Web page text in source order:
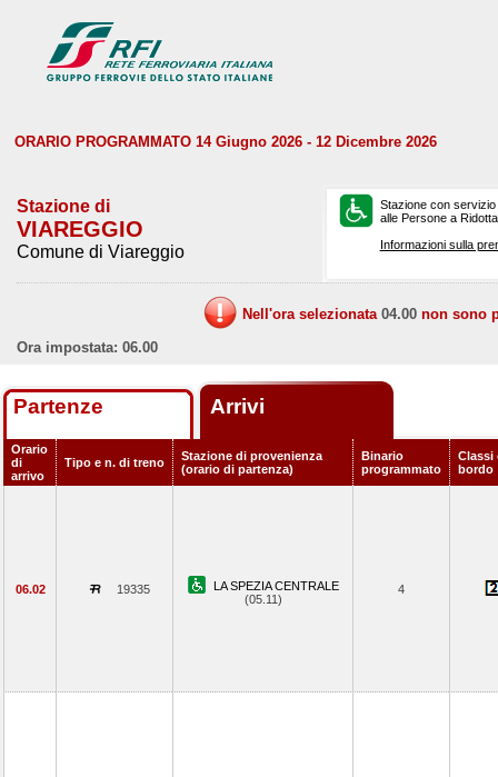
ORARIO PROGRAMMATO 14 Giugno 2026 - 12 Dicembre 2026
Stazione di
VIAREGGIO
Comune di Viareggio
Stazione con
alle Persone a
Informazioni sulla
Nell'ora selezionata 04.00 non sono
Ora impostata: 06.00
Partenze Arrivi
Orario
di
arrivo
Tipo e n. di treno
Stazione di provenienza
(orario di partenza)
Binario
programmato
Classi
bordo
06.02 19335
LA SPEZIA CENTRALE
(05.11)
4